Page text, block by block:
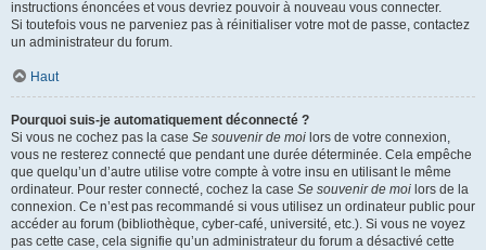
instructions énoncées et vous devriez pouvoir à nouveau vous connecter.
Si toutefois vous ne parveniez pas à réinitialiser votre mot de passe, contactez
un administrateur du forum.
Haut
Pourquoi suis-je automatiquement déconnecté ?
Si vous ne cochez pas la case Se souvenir de moi lors de votre connexion,
vous ne resterez connecté que pendant une durée déterminée. Cela empêche
que quelqu’un d’autre utilise votre compte à votre insu en utilisant le même
ordinateur. Pour rester connecté, cochez la case Se souvenir de moi lors de la
connexion. Ce n’est pas recommandé si vous utilisez un ordinateur public pour
accéder au forum (bibliothèque, cyber-café, université, etc.). Si vous ne voyez
pas cette case, cela signifie qu’un administrateur du forum a désactivé cette